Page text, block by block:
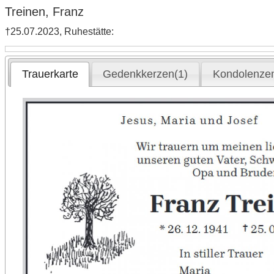
Treinen, Franz
†25.07.2023, Ruhestätte:
Trauerkarte Gedenkkerzen(1)